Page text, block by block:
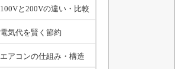
100Vと200Vの違い・比較
電気代を賢く節約
エアコンの仕組み・構造